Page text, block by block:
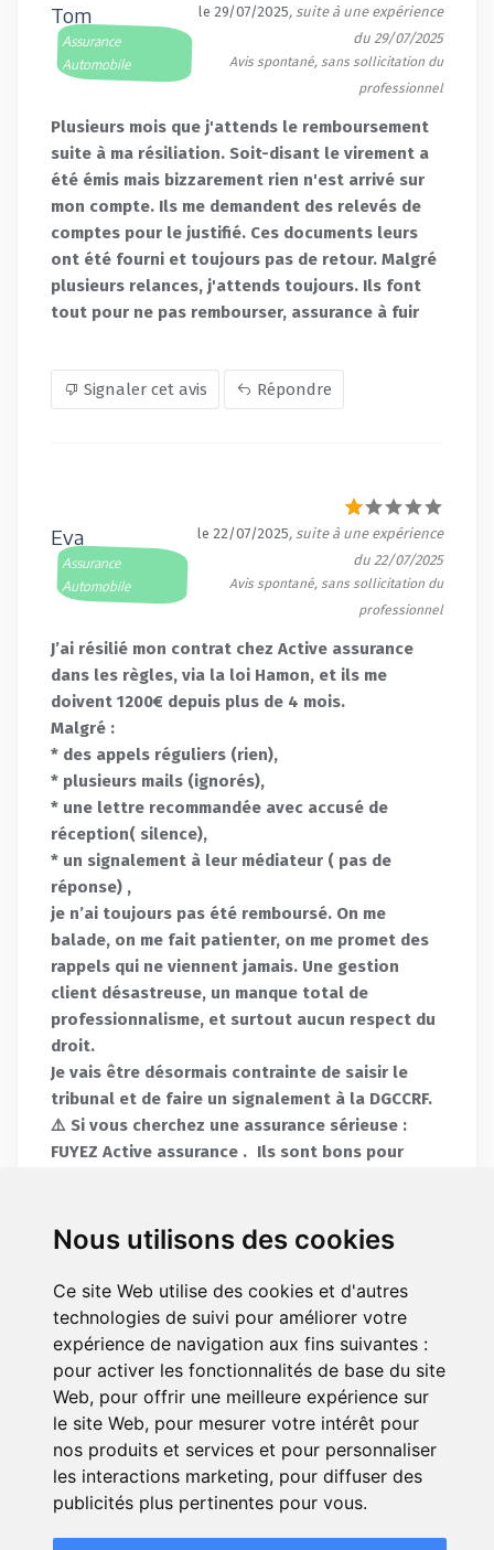
Nous utilisons des cookies
Ce site Web utilise des cookies et d'autres
technologies de suivi pour améliorer votre
expérience de navigation aux fins suivantes :
pour activer les fonctionnalités de base du site
Web, pour offrir une meilleure expérience sur
le site Web, pour mesurer votre intérêt pour
nos produits et services et pour personnaliser
les interactions marketing, pour diffuser des
publicités plus pertinentes pour vous.
Tom
Assurance
Automobile
le 29/07/2025, suite à une expérience
du 29/07/2025
Avis spontané, sans sollicitation du
professionnel
Plusieurs mois que j'attends le remboursement
suite à ma résiliation. Soit-disant le virement a
été émis mais bizzarement rien n'est arrivé sur
mon compte. Ils me demandent des relevés de
comptes pour le justifié. Ces documents leurs
ont été fourni et toujours pas de retour. Malgré
plusieurs relances, j'attends toujours. Ils font
tout pour ne pas rembourser, assurance à fuir
Signaler cet avis Répondre
Eva
Assurance
Automobile
le 22/07/2025, suite à une expérience
du 22/07/2025
Avis spontané, sans sollicitation du
professionnel
J’ai résilié mon contrat chez Active assurance
dans les règles, via la loi Hamon, et ils me
doivent 1200€ depuis plus de 4 mois.
Malgré :
* des appels réguliers (rien),
* plusieurs mails (ignorés),
* une lettre recommandée avec accusé de
réception( silence),
* un signalement à leur médiateur ( pas de
réponse) ,
je n’ai toujours pas été remboursé. On me
balade, on me fait patienter, on me promet des
rappels qui ne viennent jamais. Une gestion
client désastreuse, un manque total de
professionnalisme, et surtout aucun respect du
droit.
Je vais être désormais contrainte de saisir le
tribunal et de faire un signalement à la DGCCRF.
⚠️ Si vous cherchez une assurance sérieuse :
FUYEZ Active assurance . Ils sont bons pour
Signaler cet avis Répondre
Yousyous G.
Assurance Automobile
le 30/06/2025, suite à une
expérience du 30/06/2025
Avis spontané, sans sollicitation du
professionnel
Je ne saurais absolument pas recommander